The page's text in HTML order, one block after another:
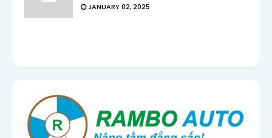
JANUARY 02, 2025